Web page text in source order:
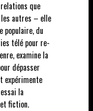
que
autres – elle
populaire, du
télé pour re-
examine la
dépasser
expérimente
la
fiction.